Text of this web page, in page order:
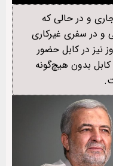
و در حالی که
و در سفری غیرکاری
افغانستان شده بود و مدت ۱۰ روز نیز در کابل حضور
بدون هیچ‌گونه